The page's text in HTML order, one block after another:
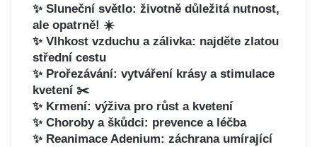
✨ Sluneční světlo: životně důležitá nutnost,
ale opatrně! ☀️
✨ Vlhkost vzduchu a zálivka: najděte zlatou
střední cestu
✨ Prořezávání: vytváření krásy a stimulace
kvetení ✂️
✨ Krmení: výživa pro růst a kvetení
✨ Choroby a škůdci: prevence a léčba
✨ Reanimace Adenium: záchrana umírající